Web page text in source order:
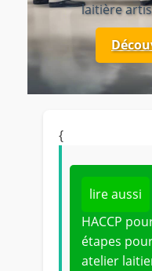
laitière
{
lire aussi
HACCP
étapes
atelier